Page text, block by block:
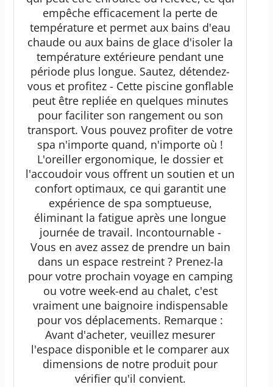
empêche efficacement la perte de
température et permet aux bains d'eau
chaude ou aux bains de glace d'isoler la
température extérieure pendant une
période plus longue. Sautez, détendez-
vous et profitez - Cette piscine gonflable
peut être repliée en quelques minutes
pour faciliter son rangement ou son
transport. Vous pouvez profiter de votre
spa n'importe quand, n'importe où !
L'oreiller ergonomique, le dossier et
l'accoudoir vous offrent un soutien et un
confort optimaux, ce qui garantit une
expérience de spa somptueuse,
éliminant la fatigue après une longue
journée de travail. Incontournable -
Vous en avez assez de prendre un bain
dans un espace restreint ? Prenez-la
pour votre prochain voyage en camping
ou votre week-end au chalet, c'est
vraiment une baignoire indispensable
pour vos déplacements. Remarque :
Avant d'acheter, veuillez mesurer
l'espace disponible et le comparer aux
dimensions de notre produit pour
vérifier qu'il convient.